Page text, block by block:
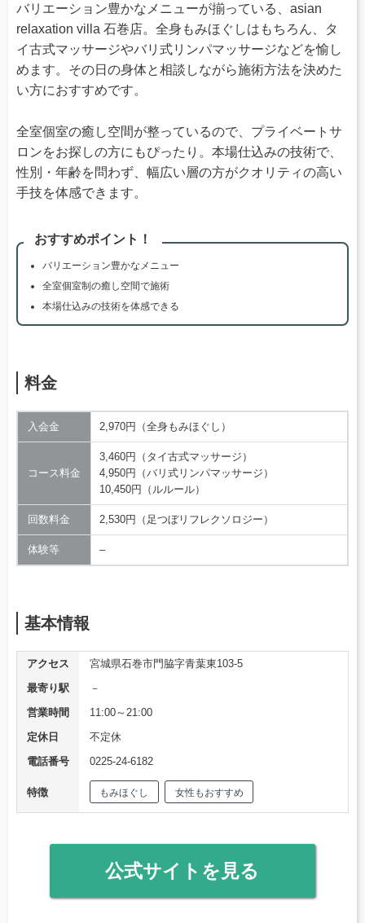
バリエーション豊かなメニューが揃っている、asian
relaxation villa 石巻店。全身もみほぐしはもちろん、タ
イ古式マッサージやバリ式リンパマッサージなどを愉し
めます。その日の身体と相談しながら施術方法を決めた
い方におすすめです。
全室個室の癒し空間が整っているので、プライベートサ
ロンをお探しの方にもぴったり。本場仕込みの技術で、
性別・年齢を問わず、幅広い層の方がクオリティの高い
手技を体感できます。
おすすめポイント！
バリエーション豊かなメニュー
全室個室制の癒し空間で施術
本場仕込みの技術を体感できる
料金
入会金 2,970円（全身もみほぐし）
コース料金
3,460円（タイ古式マッサージ）
4,950円（バリ式リンパマッサージ）
10,450円（ルルール）
回数料金 2,530円（足つぼリフレクソロジー）
体験等 –
基本情報
アクセス
宮城県石巻市門脇字青葉東103-5
最寄り駅
－
営業時間
11:00～21:00
定休日
不定休
電話番号
0225-24-6182
特徴 もみほぐし 女性もおすすめ
公式サイトを見る